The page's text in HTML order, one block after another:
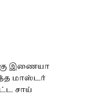
இணையா
மாஸ்டர்
சாய்